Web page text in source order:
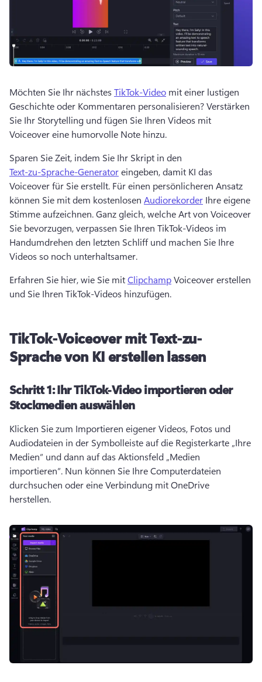
Möchten Sie Ihr nächstes TikTok-Video mit einer lustigen
Geschichte oder Kommentaren personalisieren? Verstärken
Sie Ihr Storytelling und fügen Sie Ihren Videos mit
Voiceover eine humorvolle Note hinzu.
Sparen Sie Zeit, indem Sie Ihr Skript in den
Text-zu-Sprache-Generator eingeben, damit KI das
Voiceover für Sie erstellt. Für einen persönlicheren Ansatz
können Sie mit dem kostenlosen Audiorekorder Ihre eigene
Stimme aufzeichnen. Ganz gleich, welche Art von Voiceover
Sie bevorzugen, verpassen Sie Ihren TikTok-Videos im
Handumdrehen den letzten Schliff und machen Sie Ihre
Videos so noch unterhaltsamer.
Erfahren Sie hier, wie Sie mit Clipchamp Voiceover erstellen
und Sie Ihren TikTok-Videos hinzufügen.
TikTok-Voiceover mit Text-zu-
Sprache von KI erstellen lassen
Schritt 1:Ihr TikTok-Video importieren oder
Stockmedien auswählen
Klicken Sie zum Importieren eigener Videos, Fotos und
Audiodateien in der Symbolleiste auf die Registerkarte „Ihre
Medien“ und dann auf das Aktionsfeld „Medien
importieren“. Nun können Sie Ihre Computerdateien
durchsuchen oder eine Verbindung mit OneDrive
herstellen.